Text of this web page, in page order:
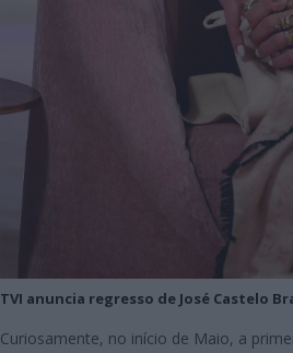
TVI anuncia regresso de José Castelo
Curiosamente, no início de Maio, a